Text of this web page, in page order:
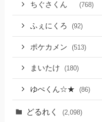
ちぐさくん (768)
ふぇにくろ (92)
ポケカメン (513)
まいたけ (180)
ゆぺくん☆★ (86)
どるれく (2,098)